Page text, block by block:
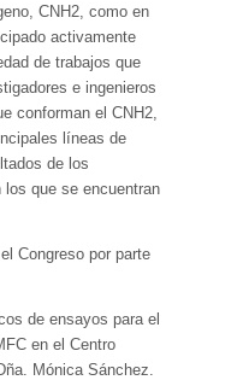
CNH2, como en
activamente
de trabajos que
e ingenieros
conforman el CNH2,
líneas de
de los
que se encuentran
Congreso por parte
de ensayos para el
en el Centro
Mónica Sánchez.